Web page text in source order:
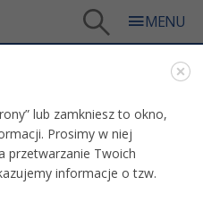
Weekendowe kursy enomeleksem
lub zamkniesz to okno,
Prosimy w niej
przetwarzanie Twoich
informacje o tzw.